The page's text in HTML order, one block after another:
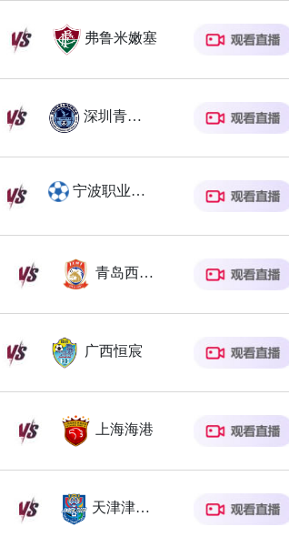
弗鲁米嫩塞
深圳青年人
宁波职业足球俱乐部
青岛西海岸
广西恒宸
上海海港
天津津门虎